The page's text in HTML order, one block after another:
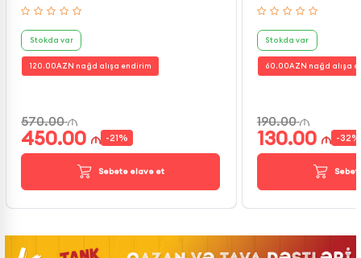
Stokda var
120.00AZN nağd alışa endirim
570.00
450.00 -21%
Səbətə əlavə et
Stokda var
60.00AZN nağd alışa
190.00
130.00 -32%